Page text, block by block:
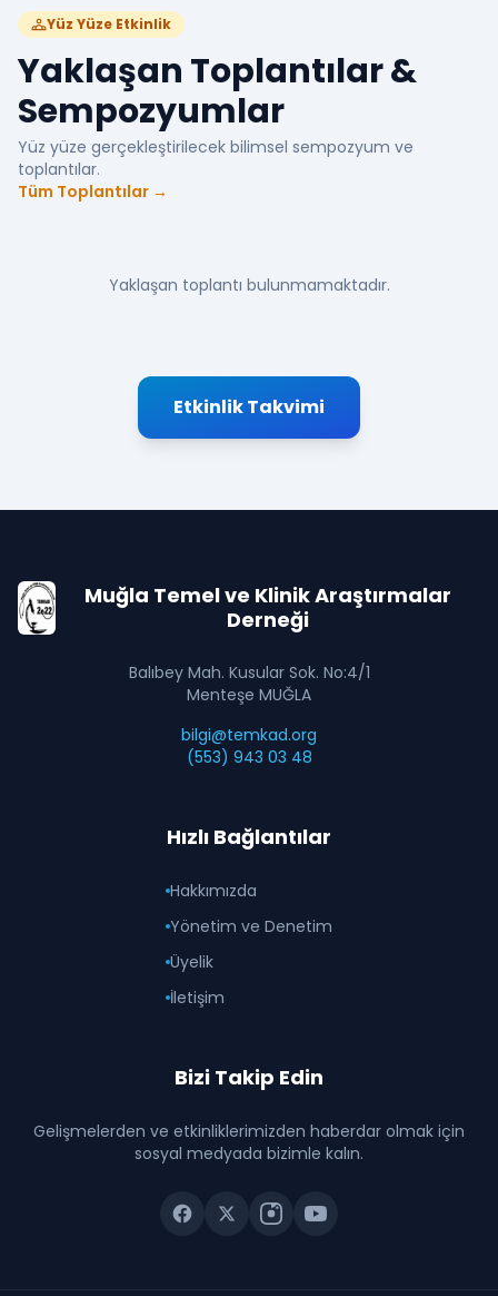
Yüz Yüze Etkinlik
Yaklaşan Toplantılar &
Sempozyumlar
Yüz yüze gerçekleştirilecek bilimsel sempozyum ve
toplantılar.
Tüm Toplantılar →
Yaklaşan toplantı bulunmamaktadır.
Etkinlik Takvimi
Muğla Temel ve Klinik Araştırmalar
Derneği
Balıbey Mah. Kusular Sok. No:4/1
Menteşe MUĞLA
bilgi@temkad.org
(553) 943 03 48
Hızlı Bağlantılar
Hakkımızda
Yönetim ve Denetim
Üyelik
İletişim
Bizi Takip Edin
Gelişmelerden ve etkinliklerimizden haberdar olmak için
sosyal medyada bizimle kalın.